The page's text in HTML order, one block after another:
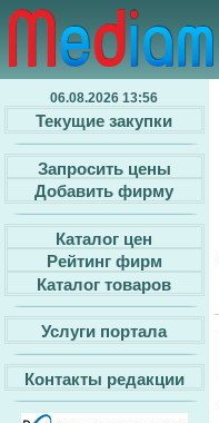
06.08.2026 13:56
Текущие закупки
Запросить цены
Добавить фирму
Каталог цен
Рейтинг фирм
Каталог товаров
Услуги портала
Контакты редакции